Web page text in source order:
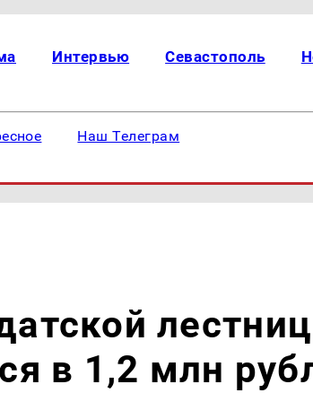
Интервью Севастополь
Наш Телеграм
в 1,2 млн